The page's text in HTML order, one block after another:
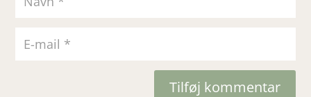
Tilføj kommentar